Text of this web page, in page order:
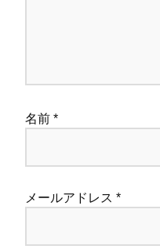
名前 *
メールアドレス *